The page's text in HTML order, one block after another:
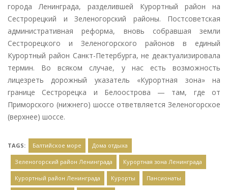
города Ленинграда, разделившей Курортный район на
Сестрорецкий и Зеленогорский районы. Постсоветская
административная реформа, вновь собравшая земли
Сестрорецкого и Зеленогорского районов в единый
Курортный район Санкт-Петербурга, не деактуализировала
термин. Во всяком случае, у нас есть возможность
лицезреть дорожный указатель «Курортная зона» на
границе Сестрорецка и Белоострова — там, где от
Приморского (нижнего) шоссе ответвляется Зеленогорское
(верхнее) шоссе.
TAGS: Балтийское море Дома отдыха
Зеленогорский район Ленинграда Курортная зона Ленинграда
Курортный район Ленинграда Курорты Пансионаты